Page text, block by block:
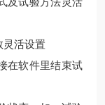
灵活设置
在软件里结束试